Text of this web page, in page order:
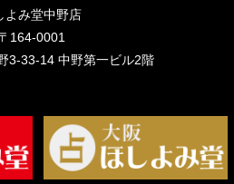
よみ堂中野店
164-0001
3-33-14 中野第一ビル2階